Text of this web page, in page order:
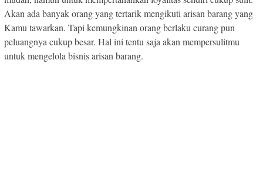
Akan ada banyak orang yang tertarik mengikuti arisan barang yang
Kamu tawarkan. Tapi kemungkinan orang berlaku curang pun
peluangnya cukup besar. Hal ini tentu saja akan mempersulitmu
untuk mengelola bisnis arisan barang.